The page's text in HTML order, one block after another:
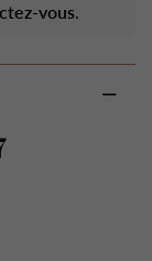
vous.